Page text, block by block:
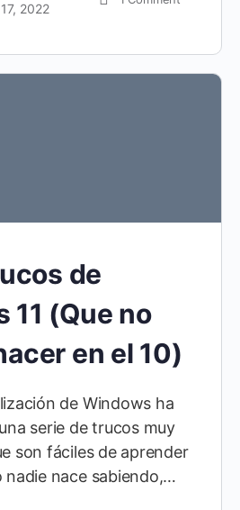
2022
de
11 (Que no
en el 10)
de Windows ha
serie de trucos muy
son fáciles de aprender
nadie nace sabiendo,…